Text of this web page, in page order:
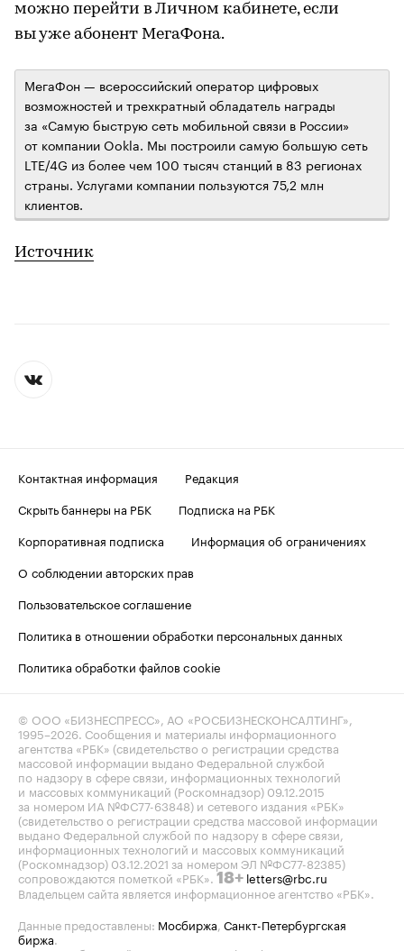
можно перейти в Личном кабинете, если
вы уже абонент МегаФона.
МегаФон — всероссийский оператор цифровых
возможностей и трехкратный обладатель награды
за «Самую быструю сеть мобильной связи в России»
от компании Ookla. Мы построили самую большую сеть
LTE/4G из более чем 100 тысяч станций в 83 регионах
страны. Услугами компании пользуются 75,2 млн
клиентов.
Источник
Контактная информация
Редакция
Скрыть баннеры на РБК
Подписка на РБК
Корпоративная подписка
Информация об ограничениях
О соблюдении авторских прав
Пользовательское соглашение
Политика в отношении обработки персональных данных
Политика обработки файлов cookie
© ООО «БИЗНЕСПРЕСС», АО «РОСБИЗНЕСКОНСАЛТИНГ»,
1995–2026. Сообщения и материалы информационного
агентства «РБК» (свидетельство о регистрации средства
массовой информации выдано Федеральной службой
по надзору в сфере связи, информационных технологий
и массовых коммуникаций (Роскомнадзор) 09.12.2015
за номером ИА №ФС77-63848) и сетевого издания «РБК»
(свидетельство о регистрации средства массовой информации
выдано Федеральной службой по надзору в сфере связи,
информационных технологий и массовых коммуникаций
(Роскомнадзор) 03.12.2021 за номером ЭЛ №ФС77-82385)
сопровождаются пометкой «РБК». 18+ letters@rbc.ru
Владельцем сайта является информационное агентство «РБК».
Данные предоставлены: Мосбиржа, Санкт-Петербургская
биржа.